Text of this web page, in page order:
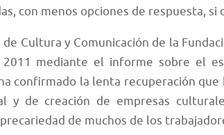
con menos opciones de respuesta, si
Cultura y Comunicación de la
mediante el informe sobre el
confirmado la lenta recuperación
y de creación de empresas
de muchos de los